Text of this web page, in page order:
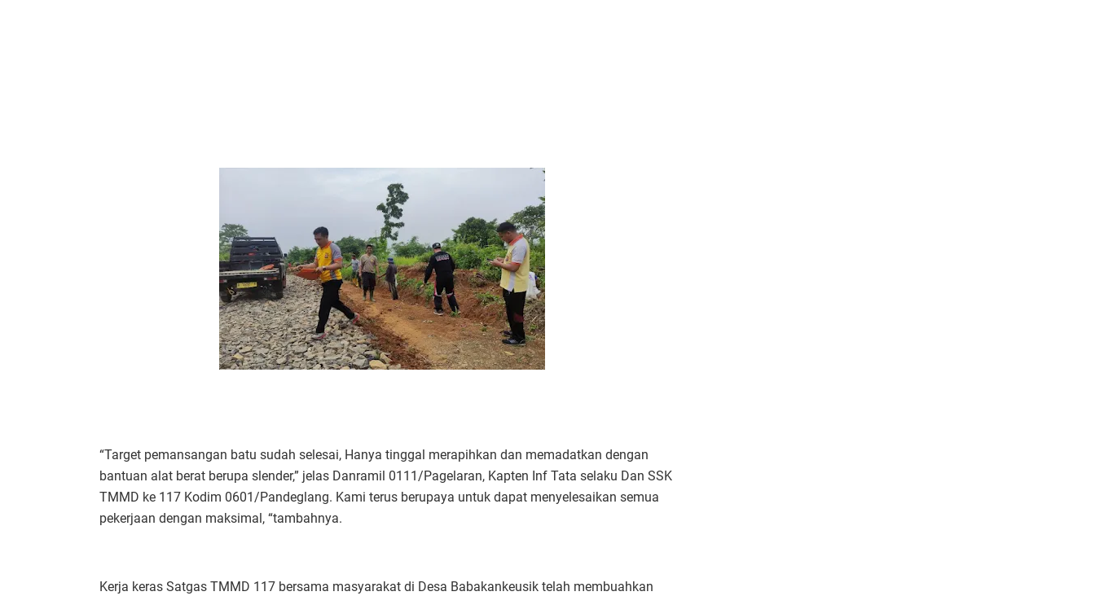
“Target pemansangan batu sudah selesai, Hanya tinggal merapihkan dan memadatkan dengan
bantuan alat berat berupa slender,” jelas Danramil 0111/Pagelaran, Kapten Inf Tata selaku Dan SSK
TMMD ke 117 Kodim 0601/Pandeglang. Kami terus berupaya untuk dapat menyelesaikan semua
pekerjaan dengan maksimal, “tambahnya.
Kerja keras Satgas TMMD 117 bersama masyarakat di Desa Babakankeusik telah membuahkan